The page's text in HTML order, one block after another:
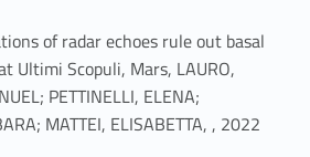
of radar echoes rule out basal
Ultimi Scopuli, Mars, LAURO,
PETTINELLI, ELENA;
MATTEI, ELISABETTA, , 2022